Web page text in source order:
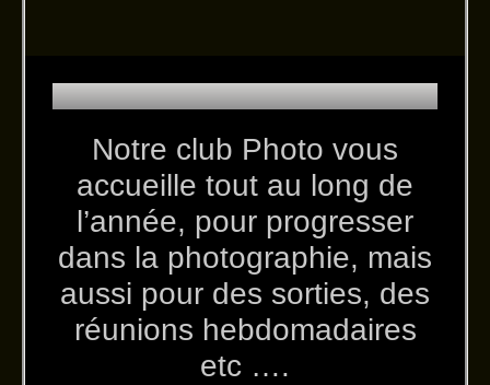
Notre club Photo vous
accueille tout au long de
l’année, pour progresser
dans la photographie, mais
aussi pour des sorties, des
réunions hebdomadaires
etc ….